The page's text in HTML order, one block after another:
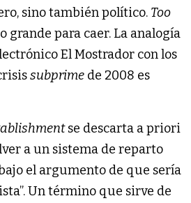
sino también político. Too
grande para caer. La analogía
El Mostrador con los
subprime de 2008 es
se descarta a priori
a un sistema de reparto
el argumento de que sería
Un término que sirve de